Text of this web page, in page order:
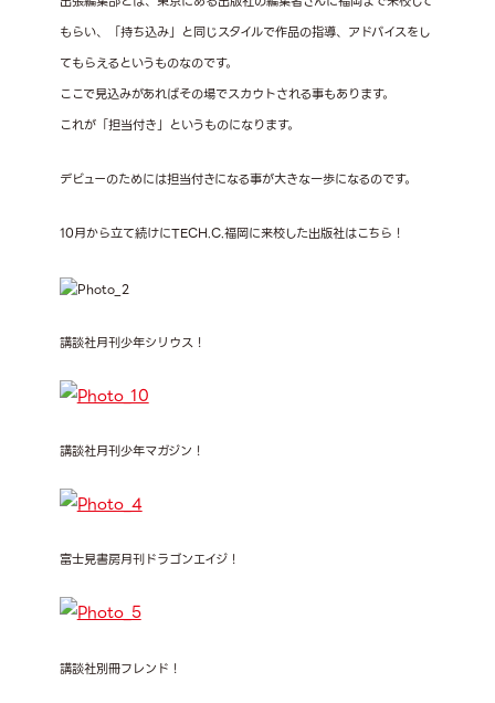
もらい、「持ち込み」と同じスタイルで作品の指導、アドバイスをし
てもらえるというものなのです。
ここで見込みがあればその場でスカウトされる事もあります。
これが「担当付き」というものになります。
デビューのためには担当付きになる事が大きな一歩になるのです。
10月から立て続けにTECH.C.福岡に来校した出版社はこちら！
講談社月刊少年シリウス！
講談社月刊少年マガジン！
富士見書房月刊ドラゴンエイジ！
講談社別冊フレンド！